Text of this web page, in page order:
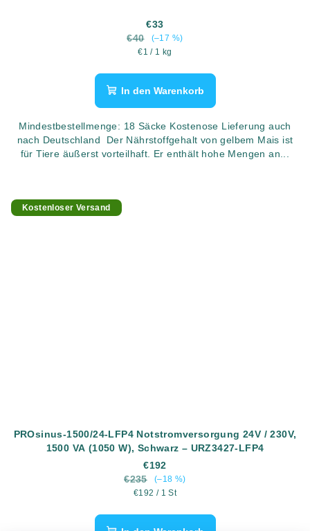
€33
€40
(–17 %)
Verkaufspreis:
€1 / 1 kg
In den Warenkorb
Mindestbestellmenge: 18 Säcke Kostenose Lieferung auch
nach Deutschland Der Nährstoffgehalt von gelbem Mais ist
für Tiere äußerst vorteilhaft. Er enthält hohe Mengen an...
Kostenloser Versand
PROsinus-1500/24-LFP4 Notstromversorgung 24V / 230V,
1500 VA (1050 W), Schwarz – URZ3427-LFP4
€192
€235
(–18 %)
Verkaufspreis:
€192 / 1 St